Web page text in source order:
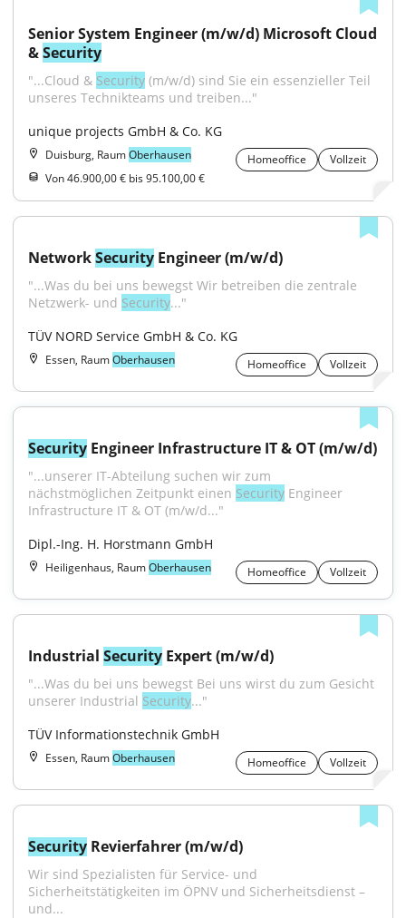
Senior System Engineer (m/w/d) Microsoft Cloud
& Security
"...Cloud & Security (m/w/d) sind Sie ein essenzieller Teil
unseres Technikteams und treiben..."
unique projects GmbH & Co. KG
Duisburg, RaumOberhausen Homeoffice
Vollzeit
Von 46.900,00 € bis 95.100,00 €
Network Security Engineer (m/w/d)
"...Was du bei uns bewegst Wir betreiben die zentrale
Netzwerk- und Security..."
TÜV NORD Service GmbH & Co. KG
Essen, RaumOberhausen Homeoffice Vollzeit
Security Engineer Infrastructure IT & OT (m/w/d)
"...unserer IT-Abteilung suchen wir zum
nächstmöglichen Zeitpunkt einen Security Engineer
Infrastructure IT & OT (m/w/d..."
Dipl.-Ing. H. Horstmann GmbH
Heiligenhaus, RaumOberhausen Homeoffice Vollzeit
Industrial Security Expert (m/w/d)
"...Was du bei uns bewegst Bei uns wirst du zum Gesicht
unserer Industrial Security..."
TÜV Informationstechnik GmbH
Essen, RaumOberhausen Homeoffice Vollzeit
Security Revierfahrer (m/w/d)
Wir sind Spezialisten für Service- und
Sicherheitstätigkeiten im ÖPNV und Sicherheitsdienst –
und...